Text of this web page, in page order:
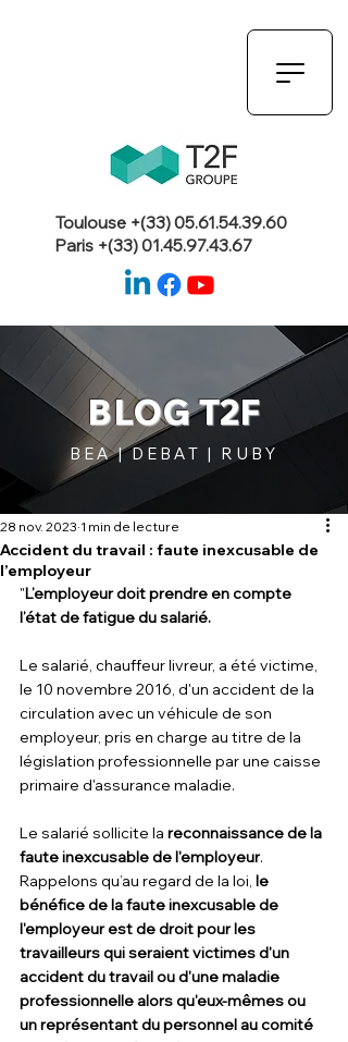
Toulouse +(33)05.61.54.39.60
Paris +(33)01.45.97.43.67
BLOG T2F
BEA | DEBAT | RUBY
Accident du travail : faute inexcusable de
l’employeur
28 nov. 2023 1 min de lecture
"L’employeur doit prendre en compte
l’état de fatigue du salarié.
Le salarié, chauffeur livreur, a été victime,
le 10 novembre 2016, d'un accident de la
circulation avec un véhicule de son
employeur, pris en charge au titre de la
législation professionnelle par une caisse
primaire d'assurance maladie.
Le salarié sollicite la reconnaissance de la
faute inexcusable de l'employeur.
Rappelons qu’au regard de la loi, le
bénéfice de la faute inexcusable de
l'employeur est de droit pour les
travailleurs qui seraient victimes d'un
accident du travail ou d'une maladie
professionnelle alors qu'eux-mêmes ou
un représentant du personnel au comité